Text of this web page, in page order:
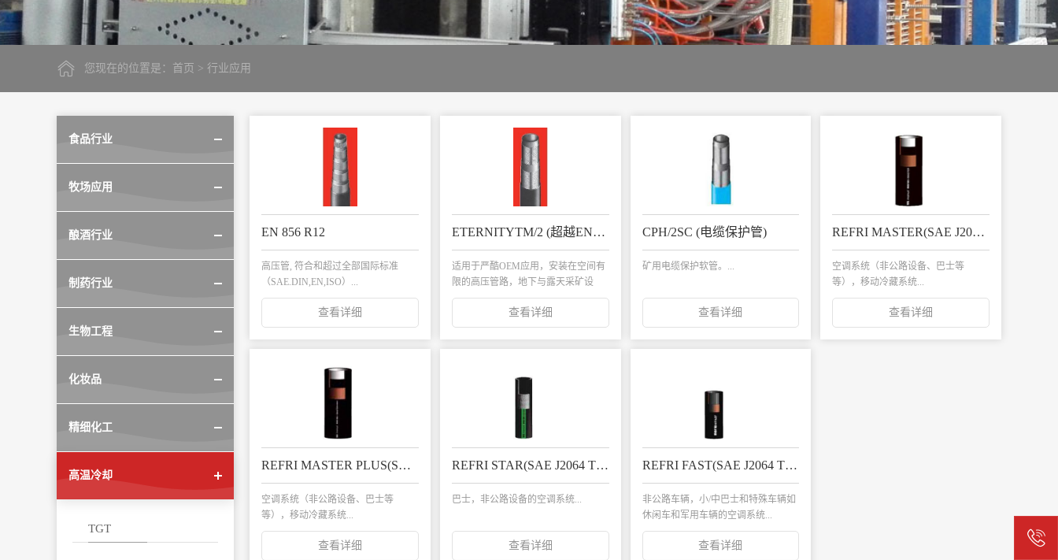
您现在的位置是： 首页 > 行业应用
食品行业
牧场应用
酿酒行业
制药行业
生物工程
化妆品
精细化工
高温冷却
TGT
EN 856 R12
高压管, 符合和超过全部国际标准
（SAE.DIN,EN,ISO）...
查看详细
ETERNITYTM/2 (超越EN857 2SC)
适用于严酷OEM应用，安装在空间有
限的高压管路，地下与露天采矿设
备...
查看详细
CPH/2SC (电缆保护管)
矿用电缆保护软管。...
查看详细
REFRI MASTER(SAE J2064 TYPE E)
空调系统（非公路设备、巴士等
等），移动冷藏系统...
查看详细
REFRI MASTER PLUS(SAE J2064 TYPE E)
空调系统（非公路设备、巴士等
等），移动冷藏系统...
查看详细
REFRI STAR(SAE J2064 TYPE B)
巴士，非公路设备的空调系统...
查看详细
REFRI FAST(SAE J2064 TYPE A)
非公路车辆，小/中巴士和特殊车辆如
休闲车和军用车辆的空调系统...
查看详细